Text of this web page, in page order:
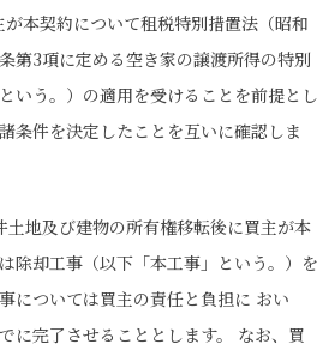
本契約について租税特別措置法（昭和
第3項に定める空き家の譲渡所得の特別
いう。）の適用を受けることを前提とし
条件を決定したことを互いに確認しま
土地及び建物の所有権移転後に買主が本
除却工事（以下「本工事」という。）を
については買主の責任と負担に おい
に完了させることとします。 なお、買